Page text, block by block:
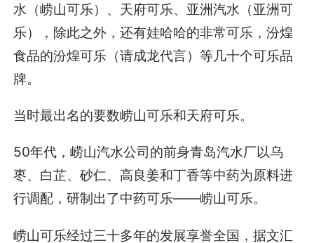
水（崂山可乐）、天府可乐、亚洲汽水（亚洲可
乐），除此之外，还有娃哈哈的非常可乐，汾煌
食品的汾煌可乐（请成龙代言）等几十个可乐品
牌。
当时最出名的要数崂山可乐和天府可乐。
50年代，崂山汽水公司的前身青岛汽水厂以乌
枣、白芷、砂仁、高良姜和丁香等中药为原料进
行调配，研制出了中药可乐——崂山可乐。
崂山可乐经过三十多年的发展享誉全国，据文汇